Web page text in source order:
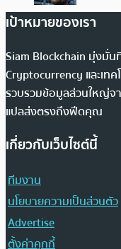
เป้าหมายของเรา
Siam Blockchain มุ่งมั่น
Cryptocurrency และเท
รวบรวมข้อมูลส่วนใหญ่จา
แปลส่งตรงถึงฟีดคุณ
เกี่ยวกับเว็บไซต์นี้
ทีมงาน
นโยบายความเป็นส่วนตัว
Advertise
ตั้งค่าคุกกี้